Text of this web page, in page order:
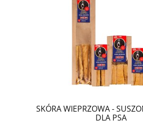
SKÓRA WIEPRZOWA -
DLA PSA